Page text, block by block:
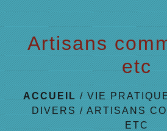
Artisans
etc
ACCUEIL / VIE
DIVERS / ARTISANS
ETC